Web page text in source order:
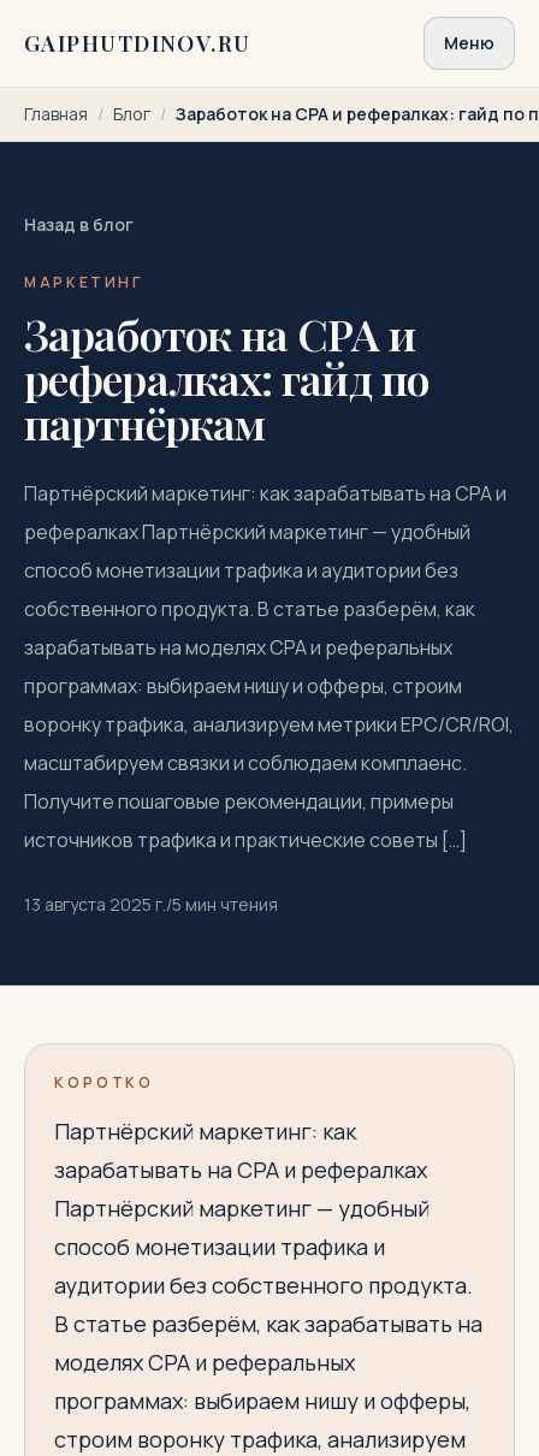
GAIPHUTDINOV.RU Меню
Главная / Блог / Заработок на CPA и рефералках: гайд по
Назад в блог
МАРКЕТИНГ
Заработок на CPA и
рефералках: гайд по
партнёркам
Партнёрский маркетинг: как зарабатывать на CPA и
рефералках Партнёрский маркетинг — удобный
способ монетизации трафика и аудитории без
собственного продукта. В статье разберём, как
зарабатывать на моделях CPA и реферальных
программах: выбираем нишу и офферы, строим
воронку трафика, анализируем метрики EPC/CR/ROI,
масштабируем связки и соблюдаем комплаенс.
Получите пошаговые рекомендации, примеры
источников трафика и практические советы […]
13 августа 2025 г./5 мин чтения
КОРОТКО
Партнёрский маркетинг: как
зарабатывать на CPA и рефералках
Партнёрский маркетинг — удобный
способ монетизации трафика и
аудитории без собственного продукта.
В статье разберём, как зарабатывать на
моделях CPA и реферальных
программах: выбираем нишу и офферы,
строим воронку трафика, анализируем